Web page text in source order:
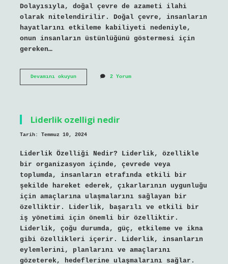
Dolayısıyla, doğal çevre de azameti ilahi
olarak nitelendirilir. Doğal çevre, insanların
hayatlarını etkileme kabiliyeti nedeniyle,
onun insanların üstünlüğünü göstermesi için
gereken…
Devamını okuyunAzameti
ilahi
2 Yorum
Liderlik ozelligi nedir
Tarih: Temmuz 10, 2024
Liderlik Özelliği Nedir? Liderlik, özellikle
bir organizasyon içinde, çevrede veya
toplumda, insanların etrafında etkili bir
şekilde hareket ederek, çıkarlarının uygunluğu
için amaçlarına ulaşmalarını sağlayan bir
özelliktir. Liderlik, başarılı ve etkili bir
iş yönetimi için önemli bir özelliktir.
Liderlik, çoğu durumda, güç, etkileme ve ikna
gibi özellikleri içerir. Liderlik, insanların
eylemlerini, planlarını ve amaçlarını
gözeterek, hedeflerine ulaşmalarını sağlar.